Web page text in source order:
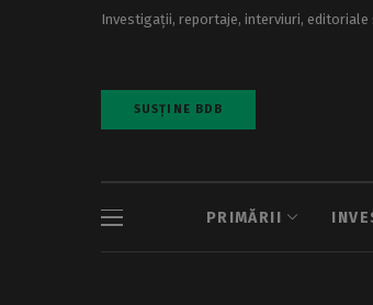
Investigații, reportaje, interviuri, editoriale
SUSȚINE BDB
PRIMĂRII